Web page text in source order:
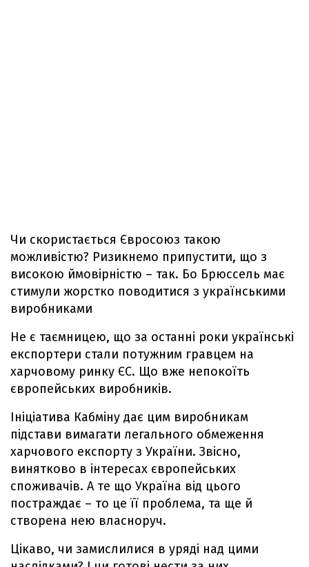
Чи скористається Євросоюз такою
можливістю? Ризикнемо припустити, що з
високою ймовірністю – так. Бо Брюссель має
стимули жорстко поводитися з українськими
виробниками
Не є таємницею, що за останні роки українські
експортери стали потужним гравцем на
харчовому ринку ЄС. Що вже непокоїть
європейських виробників.
Ініціатива Кабміну дає цим виробникам
підстави вимагати легального обмеження
харчового експорту з України. Звісно,
винятково в інтересах європейських
споживачів. А те що Україна від цього
постраждає – то це її проблема, та ще й
створена нею власноруч.
Цікаво, чи замислилися в уряді над цими